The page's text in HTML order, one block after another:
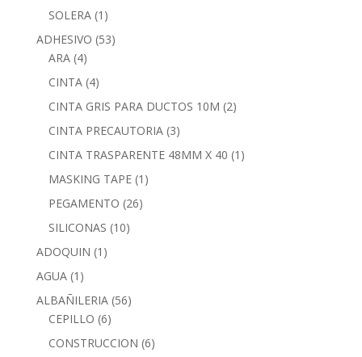
SOLERA (1)
ADHESIVO (53)
ARA (4)
CINTA (4)
CINTA GRIS PARA DUCTOS 10M (2)
CINTA PRECAUTORIA (3)
CINTA TRASPARENTE 48MM X 40 (1)
MASKING TAPE (1)
PEGAMENTO (26)
SILICONAS (10)
ADOQUIN (1)
AGUA (1)
ALBAÑILERIA (56)
CEPILLO (6)
CONSTRUCCION (6)